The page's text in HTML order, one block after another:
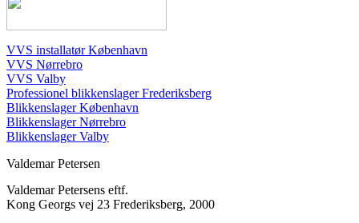
VVS installatør København
VVS Nørrebro
VVS Valby
Professionel blikkenslager Frederiksberg
Blikkenslager København
Blikkenslager Nørrebro
Blikkenslager Valby
Valdemar Petersens eftf.
Kong Georgs vej 23 Frederiksberg, 2000